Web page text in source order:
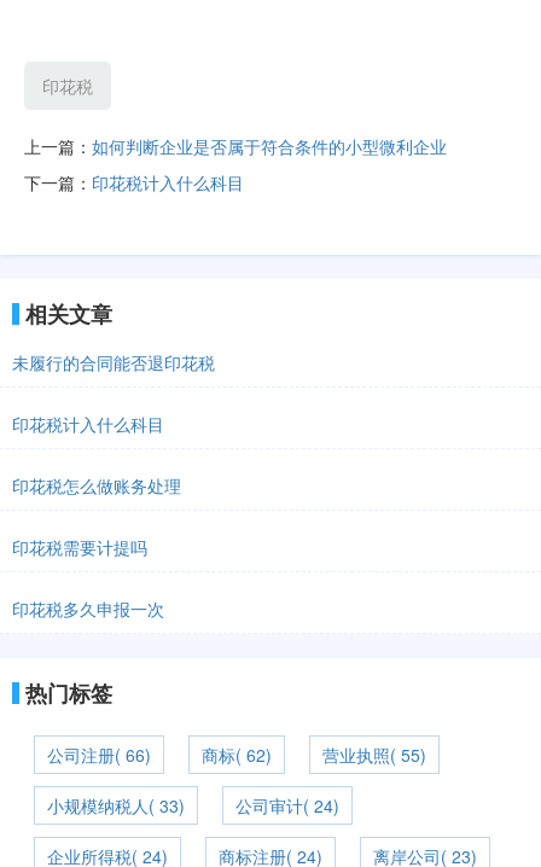
印花税
上一篇： 如何判断企业是否属于符合条件的小型微利企业
下一篇： 印花税计入什么科目
相关文章
未履行的合同能否退印花税
印花税计入什么科目
印花税怎么做账务处理
印花税需要计提吗
印花税多久申报一次
热门标签
公司注册( 66) 商标( 62) 营业执照( 55)
小规模纳税人( 33) 公司审计( 24)
企业所得税( 24) 商标注册( 24) 离岸公司( 23)